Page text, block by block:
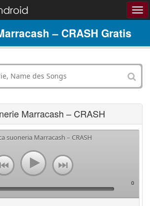
– CRASH Gratis
Marracash – CRASH
suoneria Marracash – CRASH
0